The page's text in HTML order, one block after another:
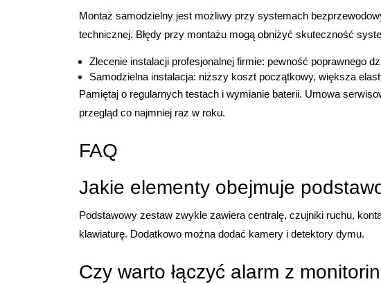
Montaż samodzielny jest możliwy przy systemach
technicznej. Błędy przy montażu mogą obniżyć skuteczność
Zlecenie instalacji profesjonalnej firmie: pewność poprawnego
Samodzielna instalacja: niższy koszt początkowy, większa
Pamiętaj o regularnych testach i wymianie baterii. Umowa
przegląd co najmniej raz w roku.
FAQ
Jakie elementy obejmuje
Podstawowy zestaw zwykle zawiera centralę, czujniki ruchu,
klawiaturę. Dodatkowo można dodać kamery i detektory dymu.
Czy warto łączyć alarm z